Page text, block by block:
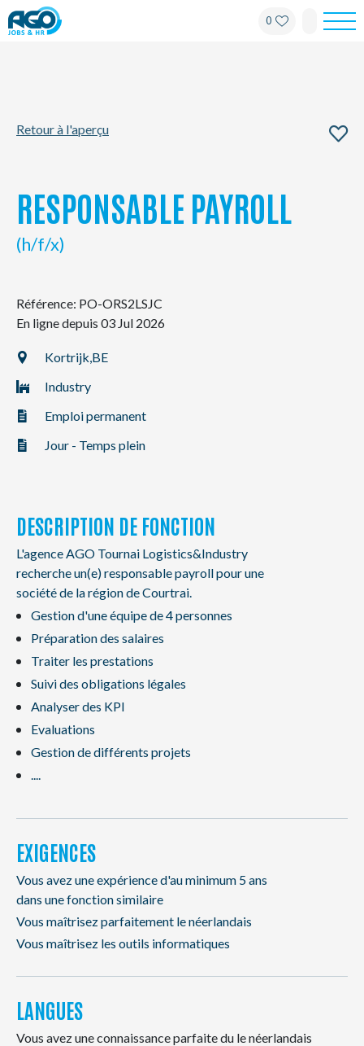
0
Contact
NL FR EN
Retour à l'aperçu
RESPONSABLE PAYROLL
(h/f/x)
Référence: PO-ORS2LSJC
En ligne depuis 03 Jul 2026
Kortrijk,BE
Industry
Emploi permanent
Jour - Temps plein
DESCRIPTION DE FONCTION
L'agence AGO Tournai Logistics&Industry
recherche un(e) responsable payroll pour une
société de la région de Courtrai.
Gestion d'une équipe de 4 personnes
Préparation des salaires
Traiter les prestations
Suivi des obligations légales
Analyser des KPI
Evaluations
Gestion de différents projets
....
EXIGENCES
Vous avez une expérience d'au minimum 5 ans
dans une fonction similaire
Vous maîtrisez parfaitement le néerlandais
Vous maîtrisez les outils informatiques
LANGUES
Vous avez une connaissance parfaite du le néerlandais